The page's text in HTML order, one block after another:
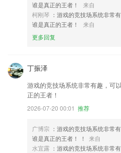
谁是真正的王者！
来自
柯刚琴 ：游戏的竞技场系统非常
谁是真正的王者！
来自
更多回复
丁振泽
游戏的竞技场系统非常有趣，可
正的王者！
2026-07-20 00:01 推荐
广博宗 ：游戏的竞技场系统非常
谁是真正的王者！ ！
来自
水宜露 ：游戏的竞技场系统非常